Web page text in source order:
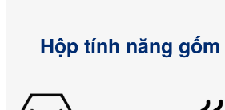
Hộp tính năng